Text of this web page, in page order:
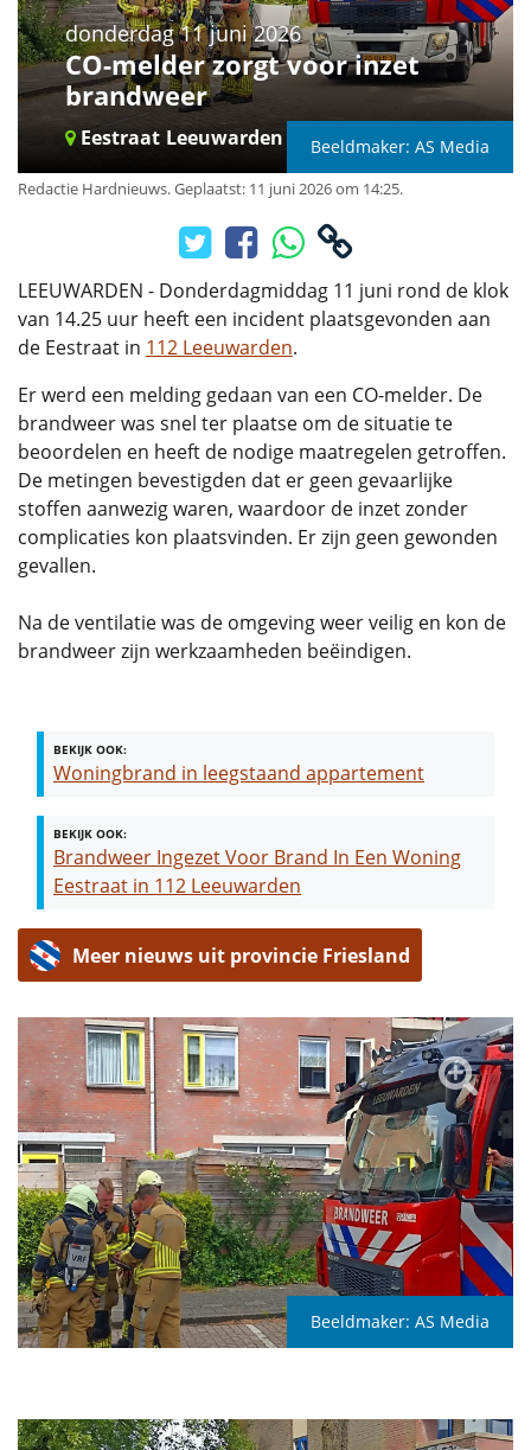
donderdag 11 juni 2026
CO-melder zorgt voor inzet
brandweer
Eestraat Leeuwarden Beeldmaker: AS Media
Redactie Hardnieuws.Geplaatst: 11 juni 2026 om 14:25.
LEEUWARDEN - Donderdagmiddag 11 juni rond de klok
van 14.25 uur heeft een incident plaatsgevonden aan
de Eestraat in 112 Leeuwarden.
Er werd een melding gedaan van een CO-melder. De
brandweer was snel ter plaatse om de situatie te
beoordelen en heeft de nodige maatregelen getroffen.
De metingen bevestigden dat er geen gevaarlijke
stoffen aanwezig waren, waardoor de inzet zonder
complicaties kon plaatsvinden. Er zijn geen gewonden
gevallen.
Na de ventilatie was de omgeving weer veilig en kon de
brandweer zijn werkzaamheden beëindigen.
BEKIJK OOK:
Woningbrand in leegstaand appartement
BEKIJK OOK:
Brandweer Ingezet Voor Brand In Een Woning
Eestraat in 112 Leeuwarden
Meer nieuws uit provincie Friesland
Beeldmaker: AS Media